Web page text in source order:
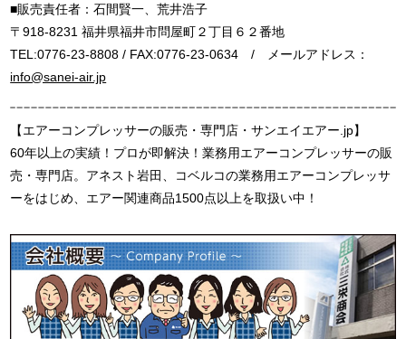
■販売責任者：石間賢一、荒井浩子
〒918-8231 福井県福井市問屋町２丁目６２番地
TEL:0776-23-8808 / FAX:0776-23-0634 / メールアドレス：
info@sanei-air.jp
【エアーコンプレッサーの販売・専門店・サンエイエアー.jp】
60年以上の実績！プロが即解決！業務用エアーコンプレッサーの販
売・専門店。アネスト岩田、コベルコの業務用エアーコンプレッサ
ーをはじめ、エアー関連商品1500点以上を取扱い中！